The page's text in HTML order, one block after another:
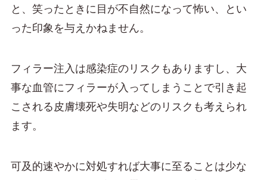
と、笑ったときに目が不自然になって怖い、とい
った印象を与えかねません。
フィラー注入は感染症のリスクもありますし、大
事な血管にフィラーが入ってしまうことで引き起
こされる皮膚壊死や失明などのリスクも考えられ
ます。
可及的速やかに対処すれば大事に至ることは少な